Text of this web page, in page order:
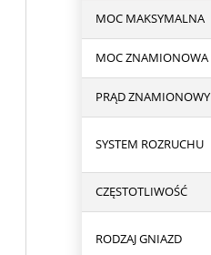
MOC MAKSYMALNA
MOC ZNAMIONOWA
PRĄD ZNAMIONOWY
SYSTEM ROZRUCHU
CZĘSTOTLIWOŚĆ
RODZAJ GNIAZD